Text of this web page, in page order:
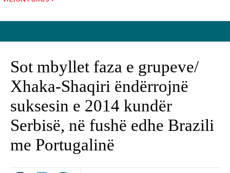
Sot mbyllet faza e grupeve/
Xhaka-Shaqiri ëndërrojnë
suksesin e 2014 kundër
Serbisë, në fushë edhe Brazili
me Portugalinë